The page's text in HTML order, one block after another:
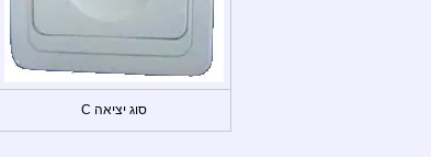
סוג יציאה C